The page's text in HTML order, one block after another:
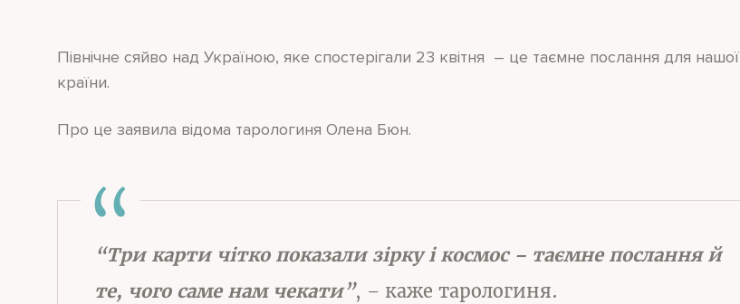
Північне сяйво над Україною, яке спостерігали 23 квітня – це таємне послання для нашої
країни.
Про це заявила відома тарологиня Олена Бюн.
“Три карти чітко показали зірку і космос – таємне послання й
те, чого саме нам чекати”, – каже тарологиня.